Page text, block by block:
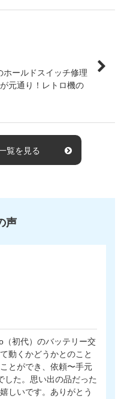
ホールドスイッチ修理
元通り！レトロ機の
覧を見る
声
初代）のバッテリー交
動くかどうかとのこと
とができ、依頼〜手元
した。思い出の品だった
しいです。ありがとう